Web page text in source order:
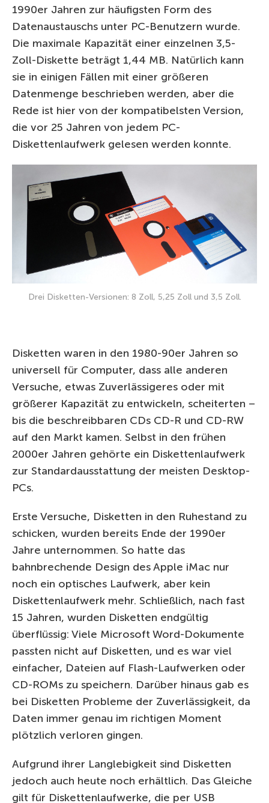
1990er Jahren zur häufigsten Form des
Datenaustauschs unter PC-Benutzern wurde.
Die maximale Kapazität einer einzelnen 3,5-
Zoll-Diskette beträgt 1,44 MB. Natürlich kann
sie in einigen Fällen mit einer größeren
Datenmenge beschrieben werden, aber die
Rede ist hier von der kompatibelsten Version,
die vor 25 Jahren von jedem PC-
Diskettenlaufwerk gelesen werden konnte.
Drei Disketten-Versionen: 8 Zoll, 5,25 Zoll und 3,5 Zoll.
Disketten waren in den 1980-90er Jahren so
universell für Computer, dass alle anderen
Versuche, etwas Zuverlässigeres oder mit
größerer Kapazität zu entwickeln, scheiterten –
bis die beschreibbaren CDs CD-R und CD-RW
auf den Markt kamen. Selbst in den frühen
2000er Jahren gehörte ein Diskettenlaufwerk
zur Standardausstattung der meisten Desktop-
PCs.
Erste Versuche, Disketten in den Ruhestand zu
schicken, wurden bereits Ende der 1990er
Jahre unternommen. So hatte das
bahnbrechende Design des Apple iMac nur
noch ein optisches Laufwerk, aber kein
Diskettenlaufwerk mehr. Schließlich, nach fast
15 Jahren, wurden Disketten endgültig
überflüssig: Viele Microsoft Word-Dokumente
passten nicht auf Disketten, und es war viel
einfacher, Dateien auf Flash-Laufwerken oder
CD-ROMs zu speichern. Darüber hinaus gab es
bei Disketten Probleme der Zuverlässigkeit, da
Daten immer genau im richtigen Moment
plötzlich verloren gingen.
Aufgrund ihrer Langlebigkeit sind Disketten
jedoch auch heute noch erhältlich. Das Gleiche
gilt für Diskettenlaufwerke, die per USB